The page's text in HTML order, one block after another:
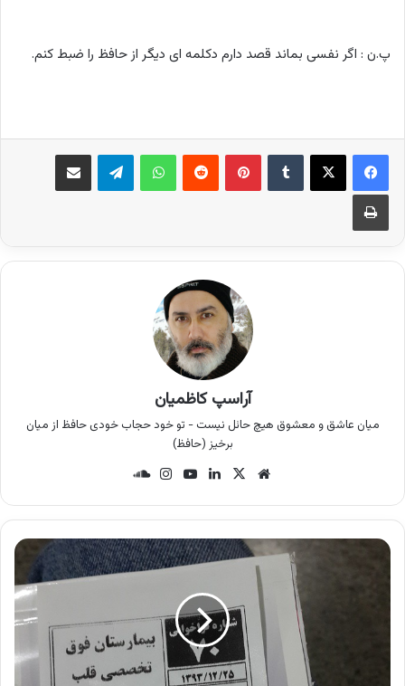
پ.ن : اگر نفسی بماند قصد دارم دکلمه ای دیگر از حافظ را ضبط کنم.
فیس بوک X ‫پین‌ترست ‫رددیت واتس آپ تلگرام
چاپ
آراسپ کاظمیان
میان عاشق و معشوق هیچ حائل نیست - تو خود حجاب خودی حافظ از میان
برخیز (حافظ)
وب
ت
X
لینک یوتی این
گرام کلو
د
و